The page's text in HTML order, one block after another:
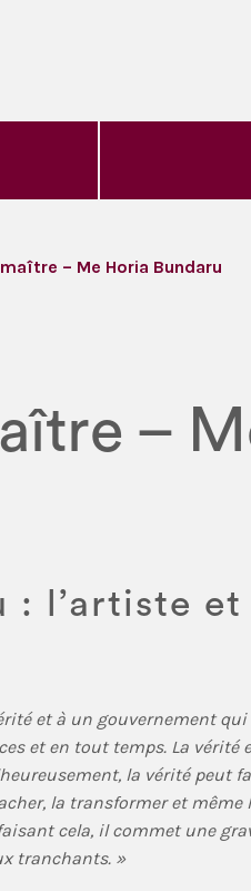
– Me Horia Bundaru
–
: l’artiste
et à un gouvernement
et en tout temps. La vérité
la vérité peut
la transformer et même
cela, il commet une
tranchants. »